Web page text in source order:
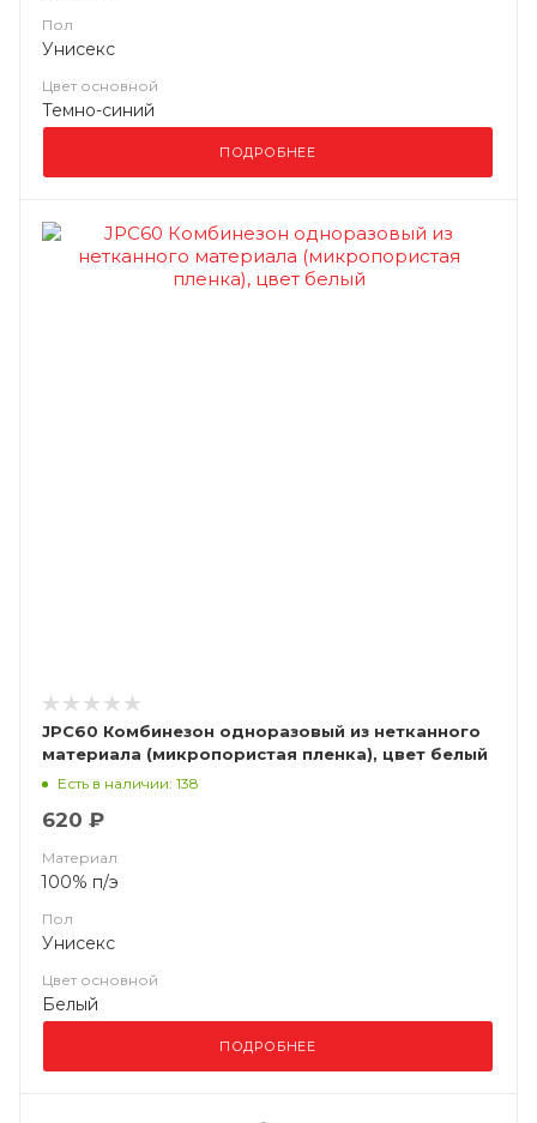
Пол
Унисекс
Цвет основной
Темно-синий
ПОДРОБНЕЕ
JPC60 Комбинезон одноразовый из нетканного
материала (микропористая пленка), цвет белый
Есть в наличии: 138
620 ₽
Материал
100% п/э
Пол
Унисекс
Цвет основной
Белый
ПОДРОБНЕЕ